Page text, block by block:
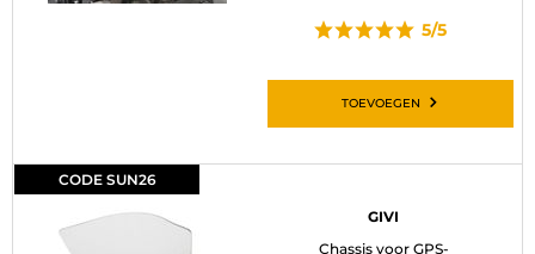
5/5
TOEVOEGEN
CODE SUN26
GIVI
Chassis voor GPS-